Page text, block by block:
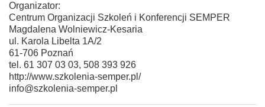
Organizator:
Centrum Organizacji Szkoleń i Konferencji SEMPER
Magdalena Wolniewicz-Kesaria
ul. Karola Libelta 1A/2
61-706 Poznań
tel. 61 307 03 03, 508 393 926
http://www.szkolenia-semper.pl/
info@szkolenia-semper.pl